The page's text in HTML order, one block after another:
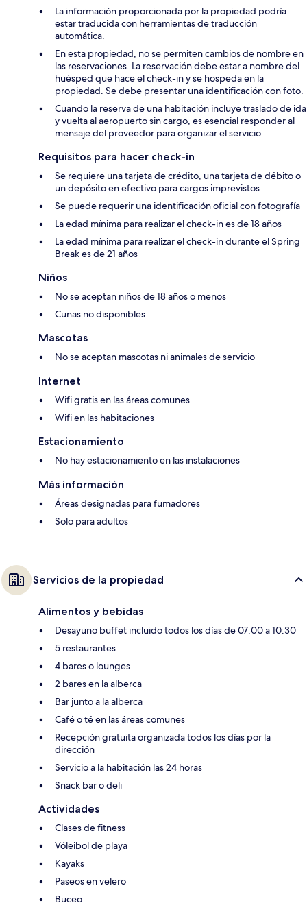
La información proporcionada por la propiedad podría
estar traducida con herramientas de traducción
automática.
En esta propiedad, no se permiten cambios de nombre en
las reservaciones. La reservación debe estar a nombre del
huésped que hace el check-in y se hospeda en la
propiedad. Se debe presentar una identificación con foto.
Cuando la reserva de una habitación incluye traslado de ida
y vuelta al aeropuerto sin cargo, es esencial responder al
mensaje del proveedor para organizar el servicio.
Requisitos para hacer check-in
Se requiere una tarjeta de crédito, una tarjeta de débito o
un depósito en efectivo para cargos imprevistos
Se puede requerir una identificación oficial con fotografía
La edad mínima para realizar el check-in es de 18 años
La edad mínima para realizar el check-in durante el Spring
Break es de 21 años
Niños
No se aceptan niños de 18 años o menos
Cunas no disponibles
Mascotas
No se aceptan mascotas ni animales de servicio
Internet
Wifi gratis en las áreas comunes
Wifi en las habitaciones
Estacionamiento
No hay estacionamiento en las instalaciones
Más información
Áreas designadas para fumadores
Solo para adultos
Servicios de la propiedad
Alimentos y bebidas
Desayuno buffet incluido todos los días de 07:00 a 10:30
5 restaurantes
4 bares o lounges
2 bares en la alberca
Bar junto a la alberca
Café o té en las áreas comunes
Recepción gratuita organizada todos los días por la
dirección
Servicio a la habitación las 24 horas
Snack bar o deli
Actividades
Clases de fitness
Vóleibol de playa
Kayaks
Paseos en velero
Buceo